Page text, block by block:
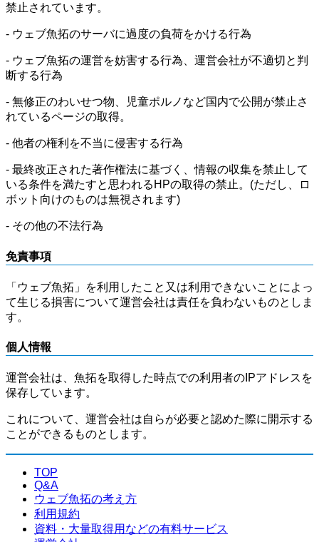
禁止されています。
- ウェブ魚拓のサーバに過度の負荷をかける行為
- ウェブ魚拓の運営を妨害する行為、運営会社が不適切と判
断する行為
- 無修正のわいせつ物、児童ポルノなど国内で公開が禁止さ
れているページの取得。
- 他者の権利を不当に侵害する行為
- 最終改正された著作権法に基づく、情報の収集を禁止して
いる条件を満たすと思われるHPの取得の禁止。(ただし、ロ
ボット向けのものは無視されます)
- その他の不法行為
免責事項
「ウェブ魚拓」を利用したこと又は利用できないことによっ
て生じる損害について運営会社は責任を負わないものとしま
す。
個人情報
運営会社は、魚拓を取得した時点での利用者のIPアドレスを
保存しています。
これについて、運営会社は自らが必要と認めた際に開示する
ことができるものとします。
TOP
Q&A
ウェブ魚拓の考え方
利用規約
資料・大量取得用などの有料サービス